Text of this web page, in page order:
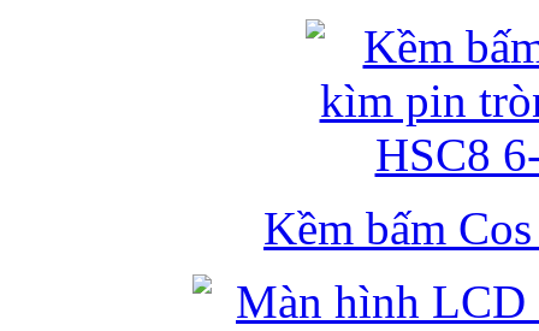
Kềm bấm